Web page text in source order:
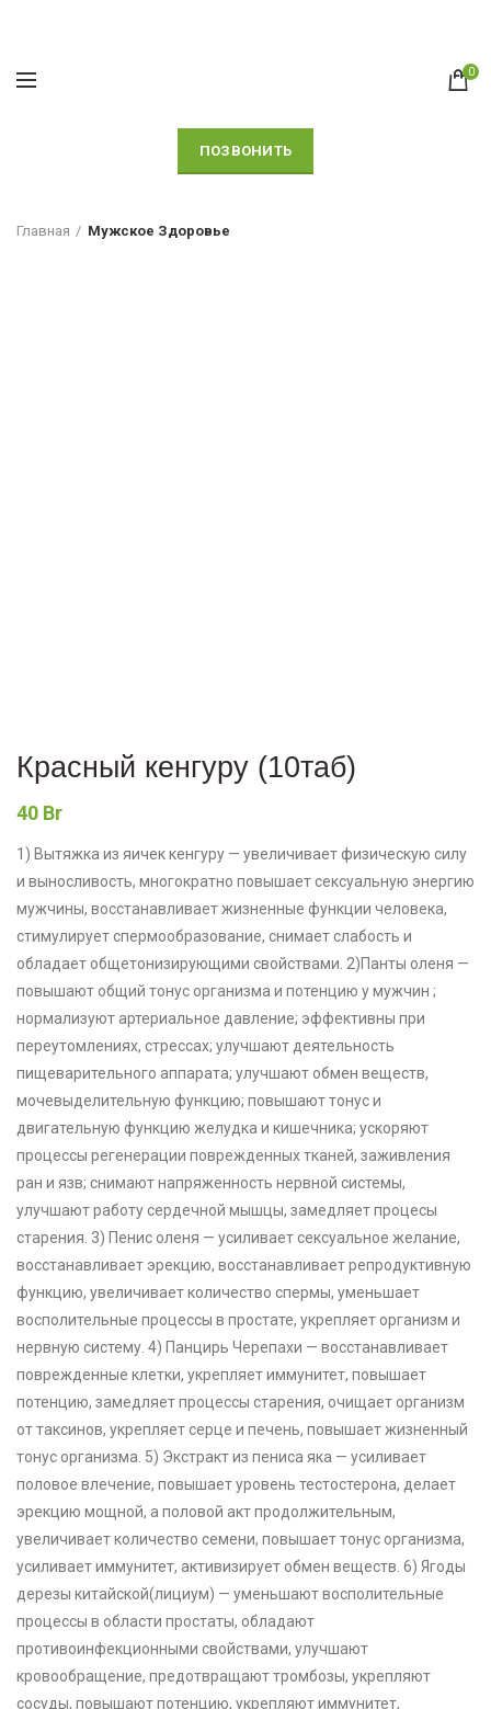
0
ПОЗВОНИТЬ
Главная Мужское Здоровье
Красный кенгуру (10таб)
40 Br
1) Вытяжка из яичек кенгуру — увеличивает физическую силу
и выносливость, многократно повышает сексуальную энергию
мужчины, восстанавливает жизненные функции человека,
стимулирует спермообразование, снимает слабость и
обладает общетонизирующими свойствами. 2)Панты оленя —
повышают общий тонус организма и потенцию у мужчин ;
нормализуют артериальное давление; эффективны при
переутомлениях, стрессах; улучшают деятельность
пищеварительного аппарата; улучшают обмен веществ,
мочевыделительную функцию; повышают тонус и
двигательную функцию желудка и кишечника; ускоряют
процессы регенерации поврежденных тканей, заживления
ран и язв; снимают напряженность нервной системы,
улучшают работу сердечной мышцы, замедляет процесы
старения. 3) Пенис оленя — усиливает сексуальное желание,
восстанавливает эрекцию, восстанавливает репродуктивную
функцию, увеличивает количество спермы, уменьшает
восполительные процессы в простате, укрепляет организм и
нервную систему. 4) Панцирь Черепахи — восстанавливает
поврежденные клетки, укрепляет иммунитет, повышает
потенцию, замедляет процессы старения, очищает организм
от таксинов, укрепляет серце и печень, повышает жизненный
тонус организма. 5) Экстракт из пениса яка — усиливает
половое влечение, повышает уровень тестостерона, делает
эрекцию мощной, а половой акт продолжительным,
увеличивает количество семени, повышает тонус организма,
усиливает иммунитет, активизирует обмен веществ. 6) Ягоды
дерезы китайской(лициум) — уменьшают восполительные
процессы в области простаты, обладают
противоинфекционными свойствами, улучшают
кровообращение, предотвращают тромбозы, укрепляют
сосуды, повышают потенцию, укрепляют иммунитет,